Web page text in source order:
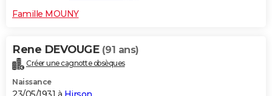
CARTE DE VOEUX
Dictionnaire
Biographies
Citations
Expressions
Proverbes
PROGRAMME TV
COPAINS D'AVANT
Famille MOUNY
Rene DEVOUGE (91 ans)
Créer une cagnotte obsèques
Naissance